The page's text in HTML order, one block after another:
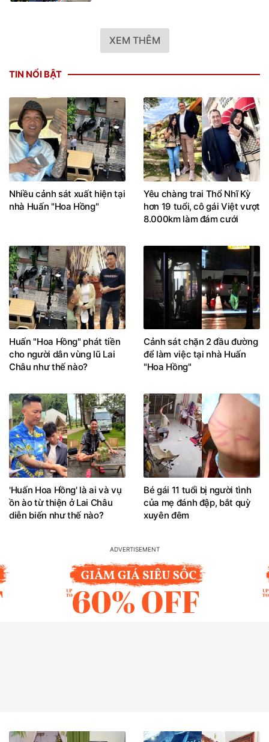
XEM THÊM
TIN NỔI BẬT
Nhiều cảnh sát xuất hiện tại
nhà Huấn "Hoa Hồng"
Yêu chàng trai Thổ Nhĩ Kỳ
hơn 19 tuổi, cô gái Việt vượt
8.000km làm đám cưới
Huấn "Hoa Hồng" phát tiền
cho người dân vùng lũ Lai
Châu như thế nào?
Cảnh sát chặn 2 đầu đường
để làm việc tại nhà Huấn
"Hoa Hồng"
'Huấn Hoa Hồng' là ai và vụ
ồn ào từ thiện ở Lai Châu
diễn biến như thế nào?
Bé gái 11 tuổi bị người tình
của mẹ đánh đập, bắt quỳ
xuyên đêm